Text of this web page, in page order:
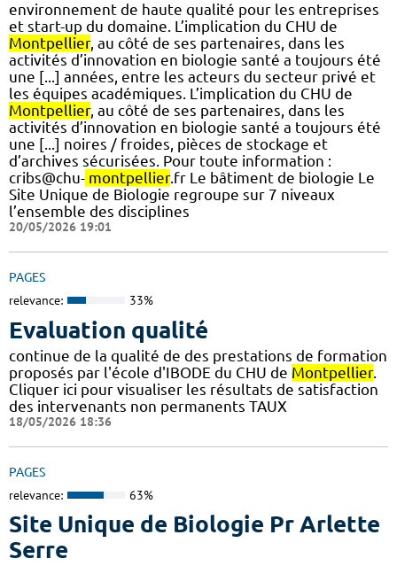
environnement de haute qualité pour les entreprises
et start-up du domaine. L’implication du CHU de
Montpellier, au côté de ses partenaires, dans les
activités d’innovation en biologie santé a toujours été
une [...] années, entre les acteurs du secteur privé et
les équipes académiques. L’implication du CHU de
Montpellier, au côté de ses partenaires, dans les
activités d’innovation en biologie santé a toujours été
une [...] noires / froides, pièces de stockage et
d’archives sécurisées. Pour toute information :
cribs@chu- montpellier.fr Le bâtiment de biologie Le
Site Unique de Biologie regroupe sur 7 niveaux
l’ensemble des disciplines
20/05/2026 19:01
PAGES
relevance: 33%
Evaluation qualité
continue de la qualité de des prestations de formation
proposés par l'école d'IBODE du CHU de Montpellier.
Cliquer ici pour visualiser les résultats de satisfaction
des intervenants non permanents TAUX
18/05/2026 18:36
PAGES
relevance: 63%
Site Unique de Biologie Pr Arlette
Serre